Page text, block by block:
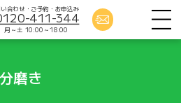
合わせ・ご予約・お申込み
411-344
月～土 10:00～18:00
磨き